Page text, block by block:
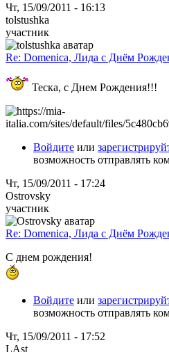
Чт, 15/09/2011 - 16:13
tolstushka
участник
Re: Domenica, Лида с Днём
Теска, с Днем Рождения!!!
Войдите или
возможность отправлять
Чт, 15/09/2011 - 17:24
Ostrovsky
участник
Re: Domenica, Лида с Днём
С днем рождения!
Войдите или
возможность отправлять
Чт, 15/09/2011 - 17:52
LAst